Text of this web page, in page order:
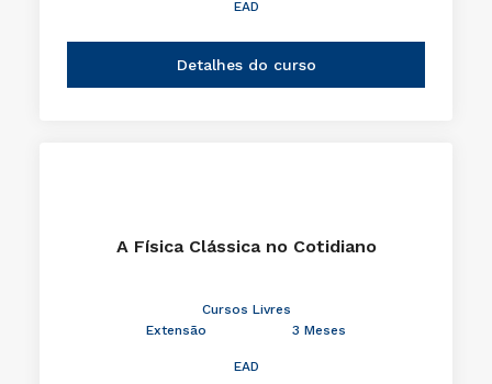
EAD
Detalhes do curso
A Física Clássica no Cotidiano
Cursos Livres
Extensão
3 Meses
EAD